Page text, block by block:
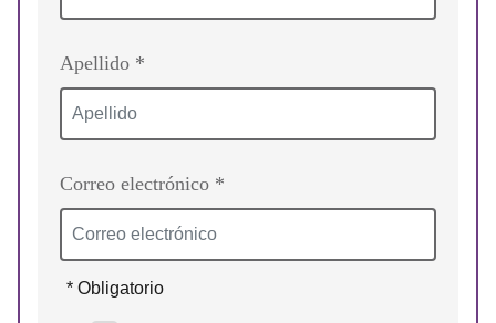
Apellido *
Correo electrónico *
* Obligatorio